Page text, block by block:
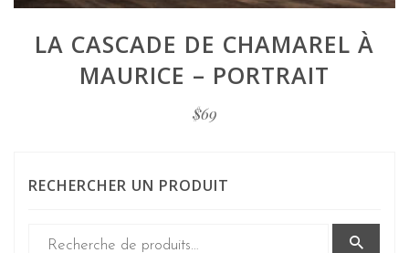
LA CASCADE DE CHAMAREL À
MAURICE – PORTRAIT
$69
RECHERCHER UN PRODUIT